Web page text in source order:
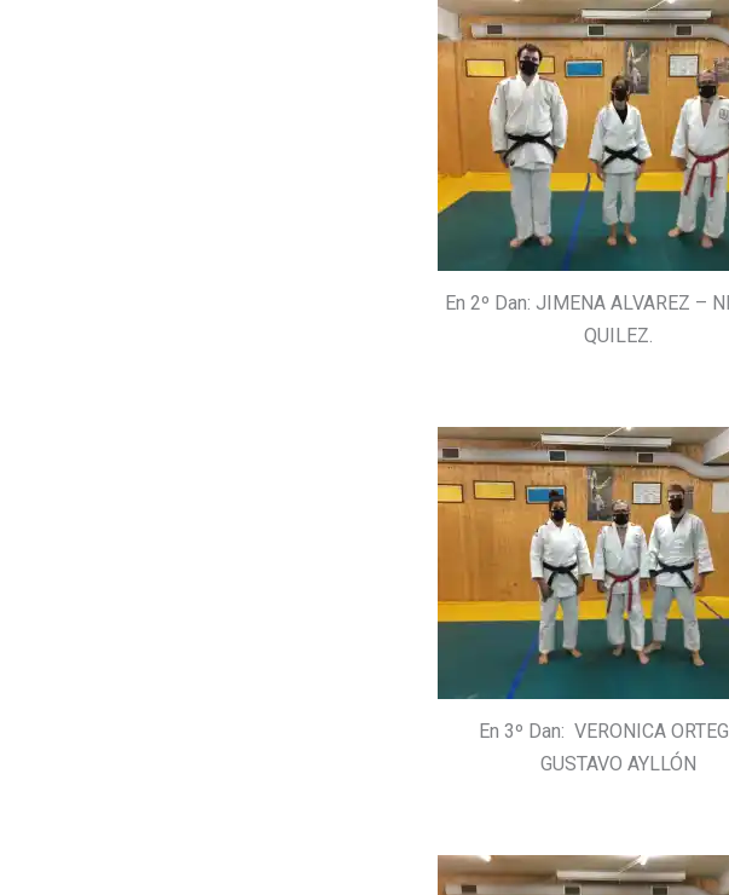
En 2º Dan: JIMENA ALVAREZ –
QUILEZ.
En 3º Dan: VERONICA
GUSTAVO AYLLÓN